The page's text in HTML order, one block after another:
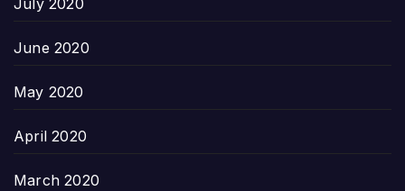
July 2020
June 2020
May 2020
April 2020
March 2020